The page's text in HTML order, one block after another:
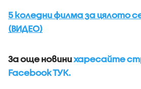
5 коледни филма за цялото
(ВИДЕО)
За още новинихаресайте
Facebook ТУК.